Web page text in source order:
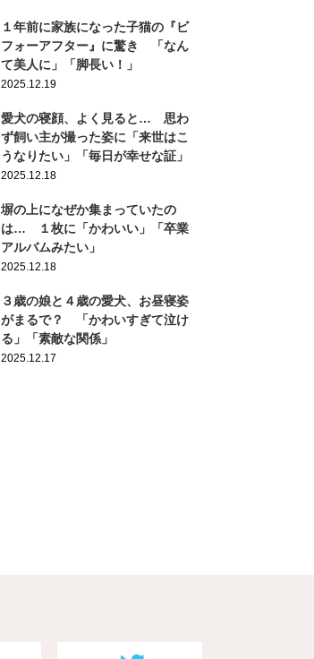
１年前に家族になった子猫の『ビ
フォーアフター』に驚き 「なん
て美人に」「脚長い！」
2025.12.19
愛犬の寝顔、よく見ると… 思わ
ず飼い主が撮った姿に「来世はこ
うなりたい」「毎日が幸せな証」
2025.12.18
塀の上になぜか集まっていたの
は… １枚に「かわいい」「卒業
アルバムみたい」
2025.12.18
３歳の娘と４歳の愛犬、お昼寝姿
がまるで？ 「かわいすぎて泣け
る」「素敵な関係」
2025.12.17